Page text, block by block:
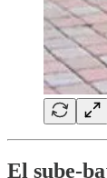
El sube-